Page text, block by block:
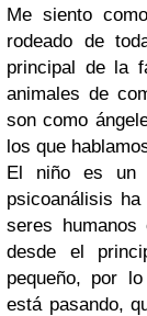
Me siento
rodeado de
principal de la
animales de
son como
los que
El niño es un
psicoanálisis
seres
desde el
pequeño, por
está pasando,